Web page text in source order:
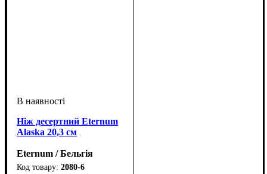
Ніж десертний Eternum
Alaska 20,3 см
Eternum / Бельгія
2080-6